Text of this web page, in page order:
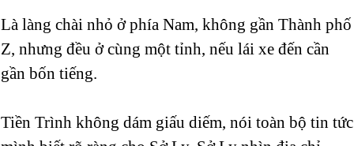
Là làng chài nhỏ ở phía Nam, không gần Thành phố
Z, nhưng đều ở cùng một tỉnh, nếu lái xe đến cần
gần bốn tiếng.
Tiền Trình không dám giấu diếm, nói toàn bộ tin tức